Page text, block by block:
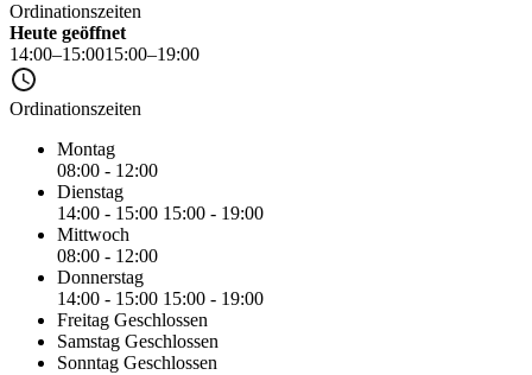
Ordinationszeiten
Heute geöffnet
14:00–15:0015:00–19:00
Ordinationszeiten
Montag
08:00 - 12:00
Dienstag
14:00 - 15:00 15:00 - 19:00
Mittwoch
08:00 - 12:00
Donnerstag
14:00 - 15:00 15:00 - 19:00
Freitag Geschlossen
Samstag Geschlossen
Sonntag Geschlossen